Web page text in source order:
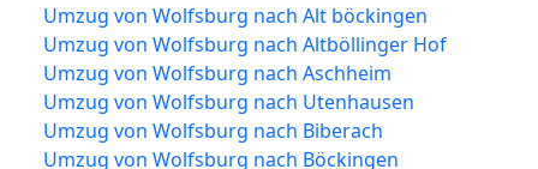
Umzug von Wolfsburg nach Alt böckingen
Umzug von Wolfsburg nach Altböllinger Hof
Umzug von Wolfsburg nach Aschheim
Umzug von Wolfsburg nach Utenhausen
Umzug von Wolfsburg nach Biberach
Umzug von Wolfsburg nach Böckingen